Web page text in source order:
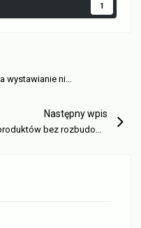
1
Dobry program do faktur umożliwia wystawianie nie tylko standardowych faktur VAT
Następny wpis